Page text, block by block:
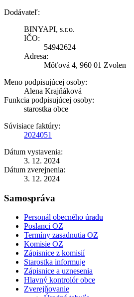
Dodávateľ:
BINYAPI, s.r.o.
IČO:
54942624
Adresa:
Môťová 4, 960 01 Zvolen
Meno podpisujúcej osoby:
Alena Krajňáková
Funkcia podpisujúcej osoby:
starostka obce
Súvisiace faktúry:
2024051
Dátum vystavenia:
3. 12. 2024
Dátum zverejnenia:
3. 12. 2024
Samospráva
Personál obecného úradu
Poslanci OZ
Termíny zasadnutia OZ
Komisie OZ
Zápisnice z komisií
Starostka informuje
Zápisnice a uznesenia
Hlavný kontrolór obce
Zverejňovanie